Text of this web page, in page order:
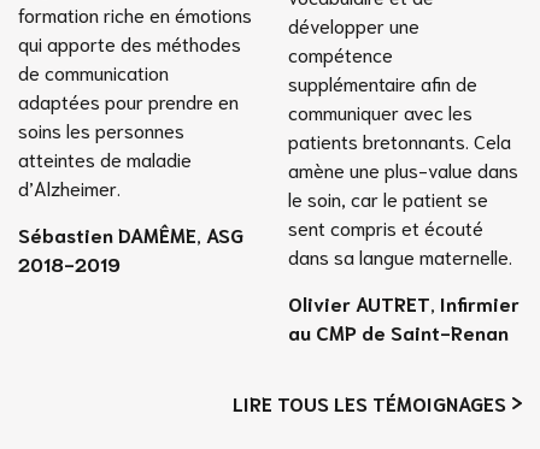
formation riche en émotions
qui apporte des méthodes
de communication
adaptées pour prendre en
soins les personnes
atteintes de maladie
d’Alzheimer.
Sébastien DAMÊME ASG
2018-2019
développer une
compétence
supplémentaire afin de
communiquer avec les
patients bretonnants. Cela
amène une plus-value dans
le soin, car le patient se
sent compris et écouté
dans sa langue maternelle.
Olivier AUTRET Infirmier
au CMP de Saint-Renan
LIRE TOUS LES TÉMOIGNAGES